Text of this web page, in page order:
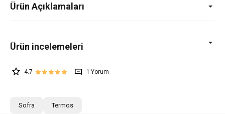
Ürün Açıklamaları
4.7 1
Sofra Termos